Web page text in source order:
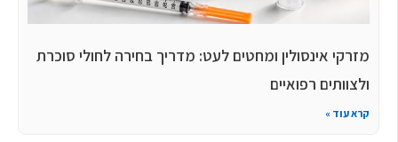
מזרקי אינסולין ומחטים לעט: מדריך בחירה לחולי סוכרת
ולצוותים רפואיים
קרא עוד »